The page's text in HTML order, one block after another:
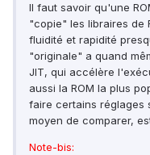
Il faut savoir qu'une
"copie" les libraires de
fluidité et rapidité
"originale" a quand
JIT, qui accélère
aussi la ROM la plus
faire certains réglages
moyen de comparer,
Note-bis: